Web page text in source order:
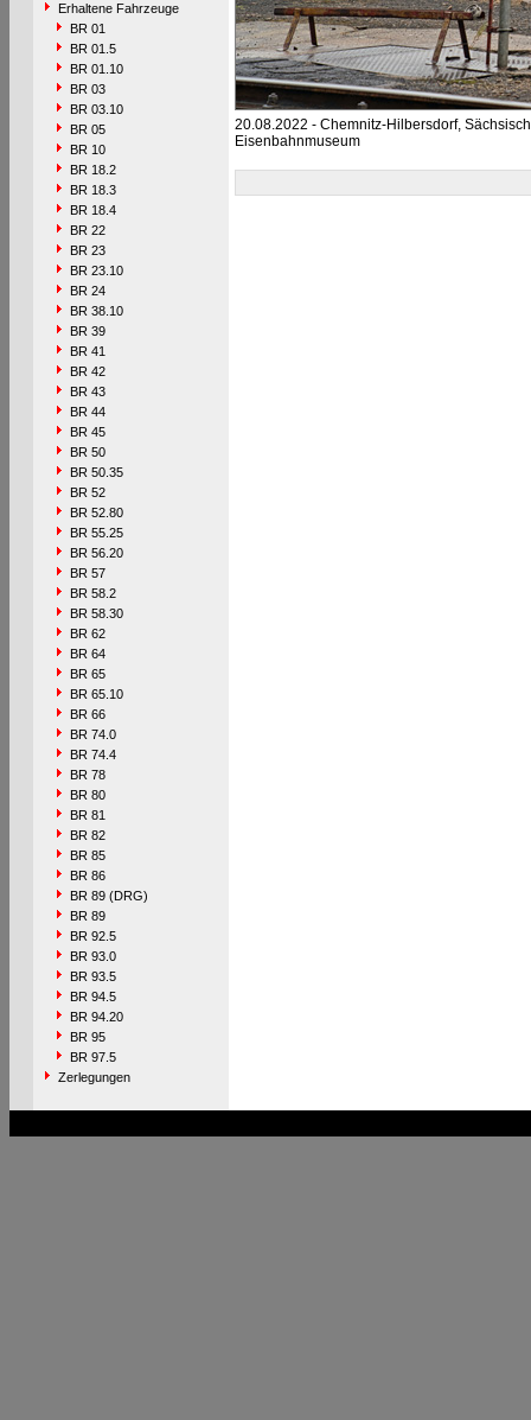
Erhaltene Fahrzeuge
BR 01
BR 01.5
BR 01.10
BR 03
BR 03.10
BR 05
BR 10
BR 18.2
BR 18.3
BR 18.4
BR 22
BR 23
BR 23.10
BR 24
BR 38.10
BR 39
BR 41
BR 42
BR 43
BR 44
BR 45
BR 50
BR 50.35
BR 52
BR 52.80
BR 55.25
BR 56.20
BR 57
BR 58.2
BR 58.30
BR 62
BR 64
BR 65
BR 65.10
BR 66
BR 74.0
BR 74.4
BR 78
BR 80
BR 81
BR 82
BR 85
BR 86
BR 89 (DRG)
BR 89
BR 92.5
BR 93.0
BR 93.5
BR 94.5
BR 94.20
BR 95
BR 97.5
Zerlegungen
20.08.2022 - Chemnitz-Hilbersdorf,
Eisenbahnmuseum